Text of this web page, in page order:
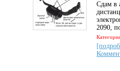
Сдам в
2090,